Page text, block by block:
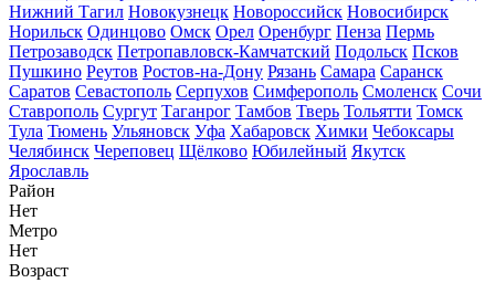
Нижний Тагил Новокузнецк Новороссийск Новосибирск
Норильск Одинцово Омск Орел Оренбург Пенза Пермь
Петрозаводск Петропавловск-Камчатский Подольск Псков
Пушкино Реутов Ростов-на-Дону Рязань Самара Саранск
Саратов Севастополь Серпухов Симферополь Смоленск Сочи
Ставрополь Сургут Таганрог Тамбов Тверь Тольятти Томск
Тула Тюмень Ульяновск Уфа Хабаровск Химки Чебоксары
Челябинск Череповец Щёлково Юбилейный Якутск
Ярославль
Район
Нет
Метро
Нет
Возраст